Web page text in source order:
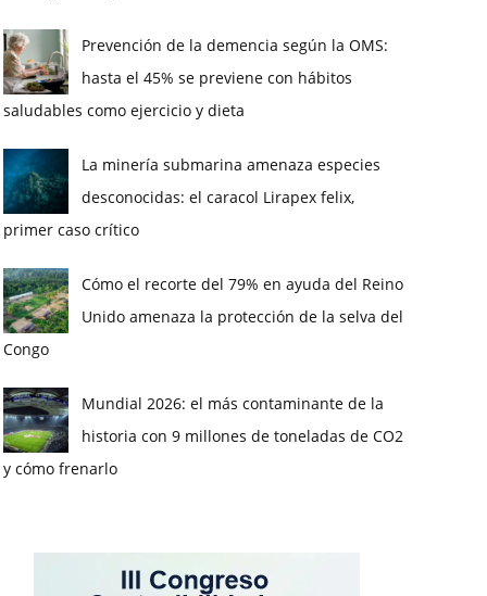
Prevención de la demencia según la OMS:
hasta el 45% se previene con hábitos
saludables como ejercicio y dieta
La minería submarina amenaza especies
desconocidas: el caracol Lirapex felix,
primer caso crítico
Cómo el recorte del 79% en ayuda del Reino
Unido amenaza la protección de la selva del
Congo
Mundial 2026: el más contaminante de la
historia con 9 millones de toneladas de CO2
y cómo frenarlo